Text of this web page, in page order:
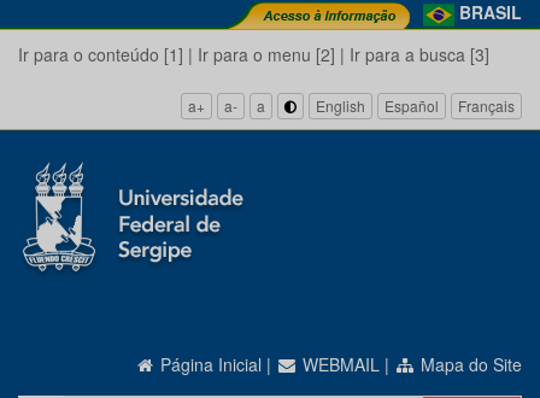
BRASIL
Ir para o conteúdo [1] | Ir para o menu [2] | Ir para a busca [3]
a+ a- a English Español Français
Página Inicial | WEBMAIL | Mapa do Site